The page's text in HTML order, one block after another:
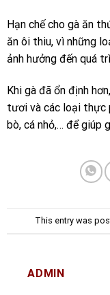
Hạn chế cho gà ăn
ăn ôi thiu, vì những
ảnh hưởng đến quá
Khi gà đã ổn định
tươi và các loại thực
bò, cá nhỏ,… để giúp
This entry was
ADMIN